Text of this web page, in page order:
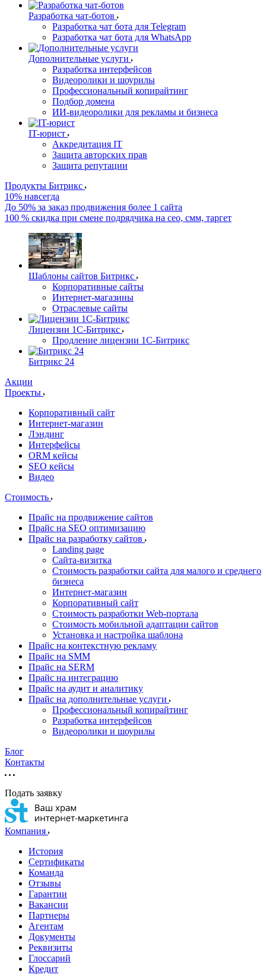
Разработка чат-ботов
Разработка чат бота для Telegram
Разработка чат бота для WhatsApp
Дополнительные услуги
Разработка интерфейсов
Видеоролики и шоурилы
Профессиональный копирайтинг
Подбор домена
ИИ-видеоролики для рекламы и бизнеса
IT-юрист
Аккредитация IT
Защита авторских прав
Защита репутации
Продукты Битрикс
10% навсегда
До 50% за заказ продвижения более 1 сайта
100 % скидка при смене подрядчика на сео, смм, таргет
Шаблоны сайтов Битрикс
Корпоративные сайты
Интернет-магазины
Отраслевые сайты
Лицензии 1С-Битрикс
Продление лицензии 1С-Битрикс
Битрикс 24
Акции
Проекты
Корпоративный сайт
Интернет-магазин
Лэндинг
Интерфейсы
ORM кейсы
SEO кейсы
Видео
Стоимость
Прайс на продвижение сайтов
Прайс на SEO оптимизацию
Прайс на разработку сайтов
Landing page
Cайта-визитка
Стоимость разработки сайта для малого и среднего
бизнеса
Интернет-магазин
Корпоративный сайт
Стоимость разработки Web-портала
Стоимость мобильной адаптации сайтов
Установка и настройка шаблона
Прайс на контекстную рекламу
Прайс на SMM
Прайс на SERM
Прайс на интеграцию
Прайс на аудит и аналитику
Прайс на дополнительные услуги
Профессиональный копирайтинг
Разработка интерфейсов
Видеоролики и шоурилы
Блог
Контакты
Подать заявку
Компания
История
Сертификаты
Команда
Отзывы
Гарантии
Вакансии
Партнеры
Агентам
Документы
Реквизиты
Глоссарий
Кредит